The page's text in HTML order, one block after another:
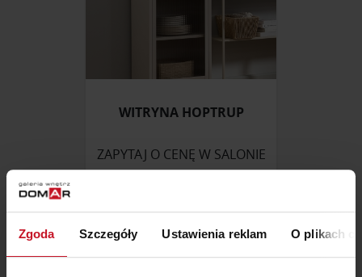
Zgoda Szczegóły Ustawienia reklam O plikach
WITRYNA HOPTRUP
ZAPYTAJ O CENĘ W SALONIE